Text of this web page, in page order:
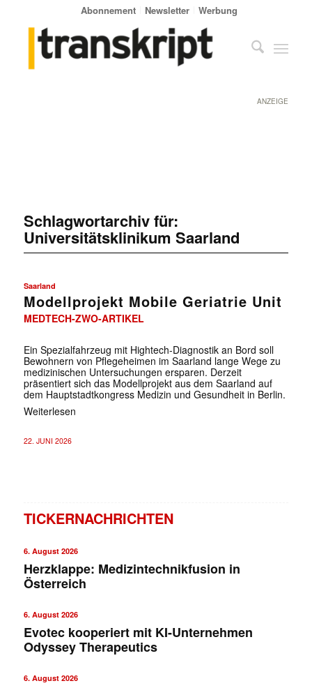
Abonnement Newsletter Werbung
ANZEIGE
Schlagwortarchiv für:
Universitätsklinikum Saarland
Saarland
Modellprojekt Mobile Geriatrie Unit
MEDTECH-ZWO-ARTIKEL
Ein Spezialfahrzeug mit Hightech-Diagnostik an Bord soll
Bewohnern von Pflegeheimen im Saarland lange Wege zu
medizinischen Untersuchungen ersparen. Derzeit
präsentiert sich das Modellprojekt aus dem Saarland auf
dem Hauptstadtkongress Medizin und Gesundheit in Berlin.
Weiterlesen
22. JUNI 2026
TICKERNACHRICHTEN
6. August 2026
Herzklappe: Medizintechnikfusion in
Österreich
6. August 2026
Evotec kooperiert mit KI-Unternehmen
Odyssey Therapeutics
6. August 2026